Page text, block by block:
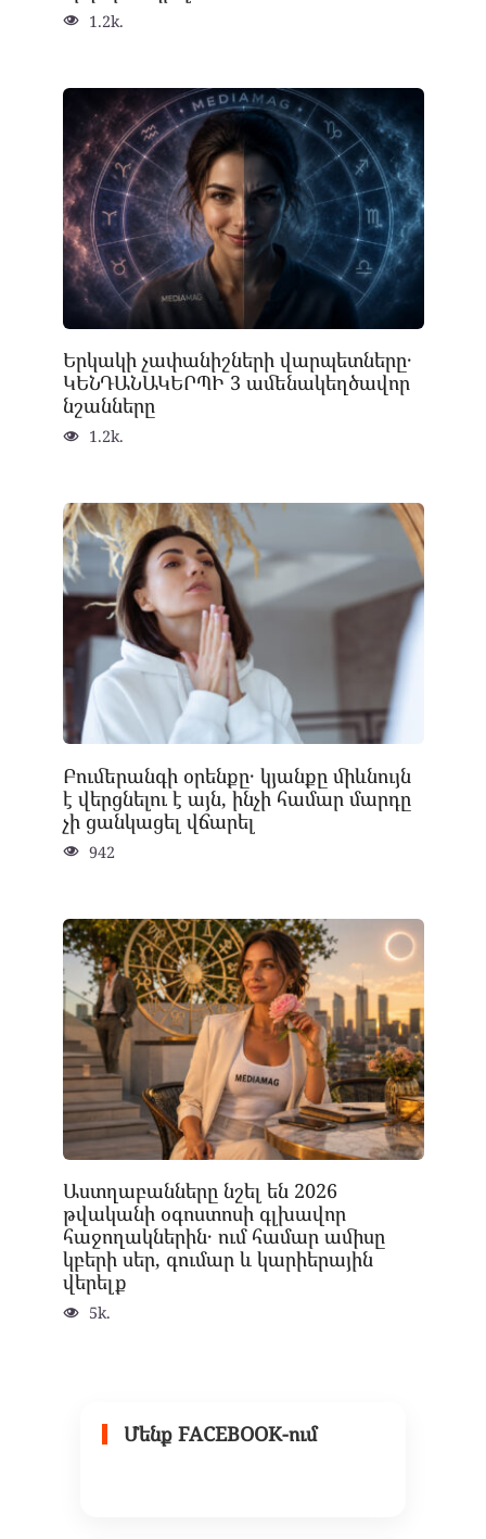
1.2k.
Երկակի չափանիշների վարպետները․
ԿԵՆԴԱՆԱԿԵՐՊԻ 3 ամենակեղծավոր
նշանները
1.2k.
Բումերանգի օրենքը․ կյանքը միևնույն
է վերցնելու է այն, ինչի համար մարդը
չի ցանկացել վճարել
942
Աստղաբանները նշել են 2026
թվականի օգոստոսի գլխավոր
հաջողակներին․ ում համար ամիսը
կբերի սեր, գումար և կարիերային
վերելք
5k.
Մենք FACEBOOK-ում